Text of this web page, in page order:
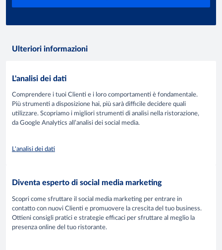
Ulteriori informazioni
L'analisi dei dati
Comprendere i tuoi Clienti e i loro comportamenti è fondamentale.
Più strumenti a disposizione hai, più sarà difficile decidere quali
utilizzare. Scopriamo i migliori strumenti di analisi nella ristorazione,
da Google Analytics all’analisi dei social media.
L'analisi dei dati
Diventa esperto di social media marketing
Scopri come sfruttare il social media marketing per entrare in
contatto con nuovi Clienti e promuovere la crescita del tuo business.
Ottieni consigli pratici e strategie efficaci per sfruttare al meglio la
presenza online del tuo ristorante.